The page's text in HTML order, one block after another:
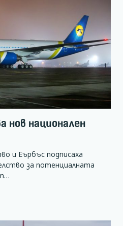
нов национален
и Еърбъс подписаха
за потенциалната